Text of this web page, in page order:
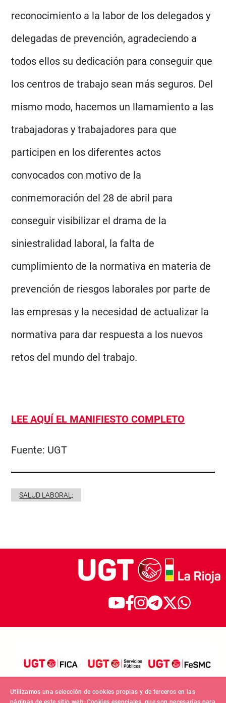
Utilizamos una selección de cookies propias y de terceros en las
reconocimiento a la labor de los delegados y
delegadas de prevención, agradeciendo a
todos ellos su dedicación para conseguir que
los centros de trabajo sean más seguros. Del
mismo modo, hacemos un llamamiento a las
trabajadoras y trabajadores para que
participen en los diferentes actos
convocados con motivo de la
conmemoración del 28 de abril para
conseguir visibilizar el drama de la
siniestralidad laboral, la falta de
cumplimiento de la normativa en materia de
prevención de riesgos laborales por parte de
las empresas y la necesidad de actualizar la
normativa para dar respuesta a los nuevos
retos del mundo del trabajo.
LEE AQUÍ EL MANIFIESTO COMPLETO
Fuente: UGT
SALUD LABORAL;